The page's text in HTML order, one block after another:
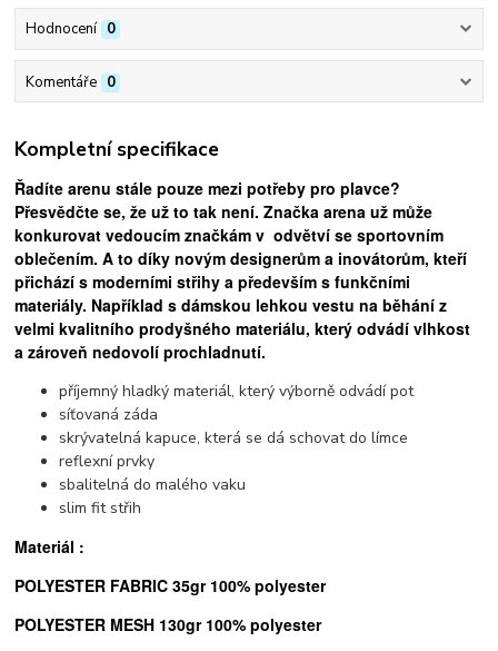
Hodnocení 0
Komentáře 0
Kompletní specifikace
Řadíte arenu stále pouze mezi potřeby pro plavce?
Přesvědčte se, že už to tak není. Značka arena už může
konkurovat vedoucím značkám v odvětví se sportovním
oblečením. A to díky novým designerům a inovátorům, kteří
přichází s moderními střihy a především s funkčními
materiály. Například s dámskou lehkou vestu na běhání z
velmi kvalitního prodyšného materiálu, který odvádí vlhkost
a zároveň nedovolí prochladnutí.
příjemný hladký materiál, který výborně odvádí pot
síťovaná záda
skrývatelná kapuce, která se dá schovat do límce
reflexní prvky
sbalitelná do malého vaku
slim fit střih
Materiál :
POLYESTER FABRIC 35gr 100% polyester
POLYESTER MESH 130gr 100% polyester